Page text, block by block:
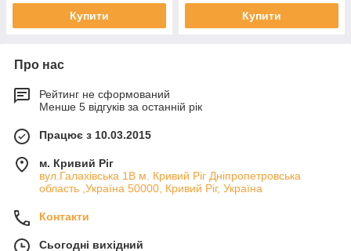
Купити Купити
Про нас
Рейтинг не сформований
Менше 5 відгуків за останній рік
Працює з 10.03.2015
м. Кривий Ріг
вул.Галахівська 1В м. Кривий Ріг Дніпропетровська
область ,Україна 50000, Кривий Ріг, Україна
Контакти
Сьогодні вихідний